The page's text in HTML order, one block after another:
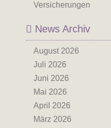
Versicherungen
News Archiv
August 2026
Juli 2026
Juni 2026
Mai 2026
April 2026
März 2026